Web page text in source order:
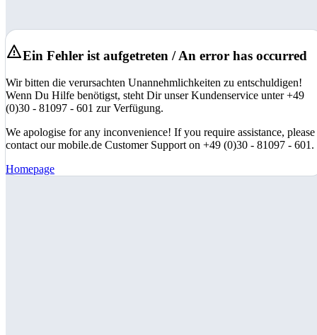
Ein Fehler ist aufgetreten / An error has occurred
Wir bitten die verursachten Unannehmlichkeiten zu entschuldigen!
Wenn Du Hilfe benötigst, steht Dir unser Kundenservice unter +49
(0)30 - 81097 - 601 zur Verfügung.
We apologise for any inconvenience! If you require assistance, please
contact our mobile.de Customer Support on +49 (0)30 - 81097 - 601.
Homepage